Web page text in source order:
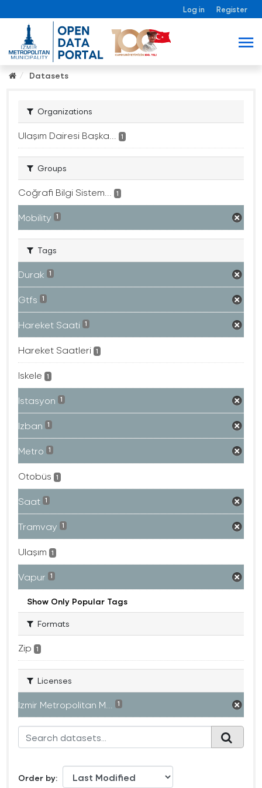
Log in Register
Datasets
Organizations
Ulaşım Dairesi Başka... 1
Groups
Coğrafi Bilgi Sistem... 1
Mobility 1
Tags
Durak 1
Gtfs 1
Hareket Saati 1
Hareket Saatleri 1
Iskele 1
Istasyon 1
Izban 1
Metro 1
Otobüs 1
Saat 1
Tramvay 1
Ulaşım 1
Vapur 1
Show Only Popular Tags
Formats
Zip 1
Licenses
Izmir Metropolitan M... 1
Order by